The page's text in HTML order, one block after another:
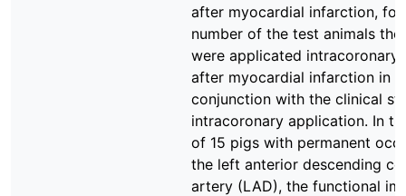
after myocardial infarction, for
number of the test animals the
were applicated intracoronary
after myocardial infarction in
conjunction with the clinical
intracoronary application. In
of 15 pigs with permanent
the left anterior descending
artery (LAD), the functional